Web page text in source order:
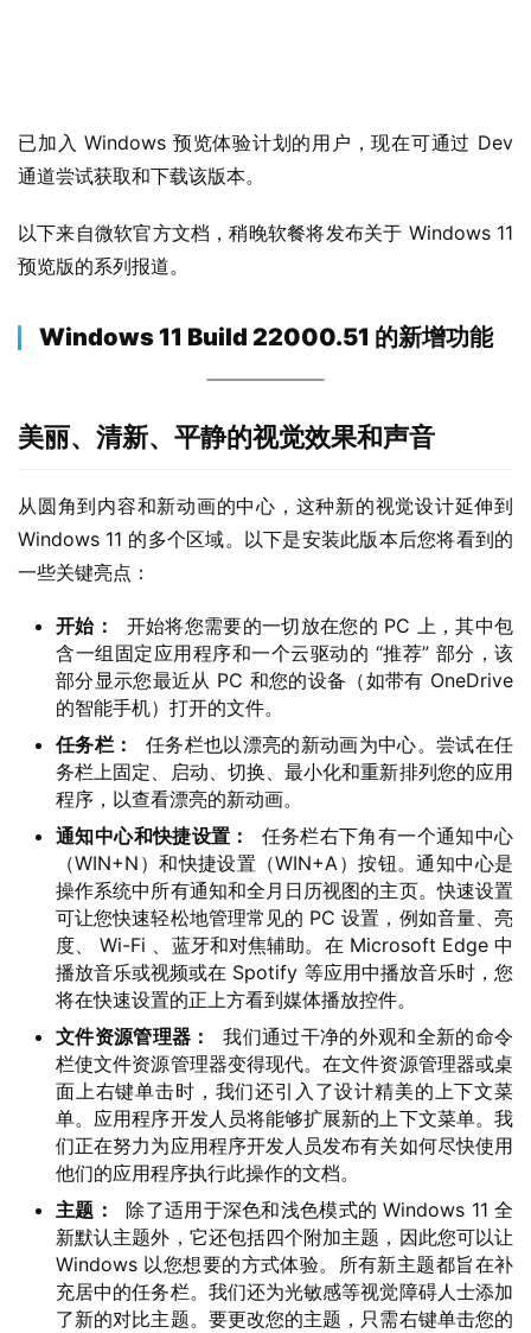
已加入 Windows 预览体验计划的用户，现在可通过 Dev
通道尝试获取和下载该版本。
以下来自微软官方文档，稍晚软餐将发布关于 Windows 11
预览版的系列报道。
Windows 11 Build 22000.51 的新增功能
美丽、清新、平静的视觉效果和声音
从圆角到内容和新动画的中心，这种新的视觉设计延伸到
Windows 11 的多个区域。以下是安装此版本后您将看到的
一些关键亮点：
开始：
开始将您需要的一切放在您的 PC 上，其中包
含一组固定应用程序和一个云驱动的 “推荐” 部分，该
部分显示您最近从 PC 和您的设备（如带有 OneDrive
的智能手机）打开的文件。
任务栏：
任务栏也以漂亮的新动画为中心。尝试在任
务栏上固定、启动、切换、最小化和重新排列您的应用
程序，以查看漂亮的新动画。
通知中心和快捷设置 ：
任务栏右下角有一个通知中心
（WIN+N）和快捷设置（WIN+A）按钮。通知中心是
操作系统中所有通知和全月日历视图的主页。快速设置
可让您快速轻松地管理常见的 PC 设置，例如音量、亮
度、 Wi-Fi 、蓝牙和对焦辅助。在 Microsoft Edge 中
播放音乐或视频或在 Spotify 等应用中播放音乐时，您
将在快速设置的正上方看到媒体播放控件。
文件资源管理器：
我们通过干净的外观和全新的命令
栏使文件资源管理器变得现代。在文件资源管理器或桌
面上右键单击时，我们还引入了设计精美的上下文菜
单。应用程序开发人员将能够扩展新的上下文菜单。我
们正在努力为应用程序开发人员发布有关如何尽快使用
他们的应用程序执行此操作的文档。
主题：
除了适用于深色和浅色模式的 Windows 11 全
新默认主题外，它还包括四个附加主题，因此您可以让
Windows 以您想要的方式体验。所有新主题都旨在补
充居中的任务栏。我们还为光敏感等视觉障碍人士添加
了新的对比主题。要更改您的主题，只需右键单击您的